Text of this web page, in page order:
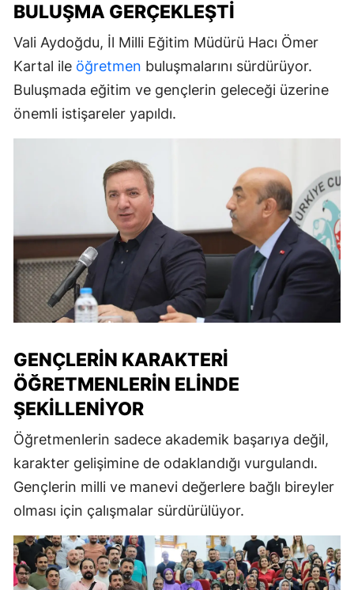
BULUŞMA GERÇEKLEŞTI
Vali Aydoğdu, İl Milli Eğitim Müdürü Hacı Ömer
Kartal ile öğretmen buluşmalarını sürdürüyor.
Buluşmada eğitim ve gençlerin geleceği üzerine
önemli istişareler yapıldı.
GENÇLERIN KARAKTERI
ÖĞRETMENLERIN ELINDE
ŞEKILLENIYOR
Öğretmenlerin sadece akademik başarıya değil,
karakter gelişimine de odaklandığı vurgulandı.
Gençlerin milli ve manevi değerlere bağlı bireyler
olması için çalışmalar sürdürülüyor.